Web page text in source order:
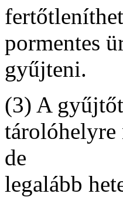
pormentes
gyűjteni.
(3) A
tárolóhelyre
de
legalább